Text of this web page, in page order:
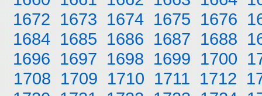
1672 1673 1674 1675 1676
1684 1685 1686 1687 1688
1696 1697 1698 1699 1700
1708 1709 1710 1711 1712